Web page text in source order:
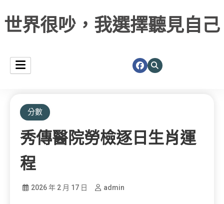
世界很吵，我選擇聽見自己
分數
秀傳醫院勞檢逐日生肖運
程
2026 年 2 月 17 日 admin